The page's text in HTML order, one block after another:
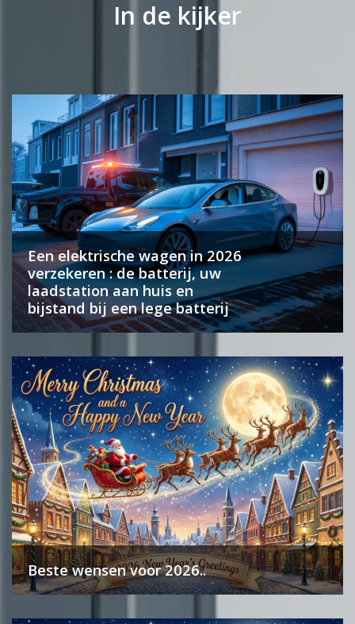
In de kijker
Een elektrische wagen in 2026
verzekeren : de batterij, uw
laadstation aan huis en
bijstand bij een lege batterij
Beste wensen voor 2026..